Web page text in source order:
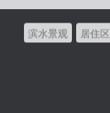
滨水景观 居住区